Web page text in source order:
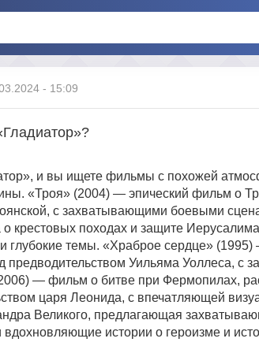
- 15:09
и вы ищете фильмы с похожей
«Троя» (2004) — эпический фильм о
с захватывающими боевыми
крестовых походах и защите
глубокие темы. «Храброе сердце»
предводительством Уильяма Уоллеса,
— фильм о битве при Фермопилах,
царя Леонида, с впечатляющей
Великого, предлагающая
истории о героизме и